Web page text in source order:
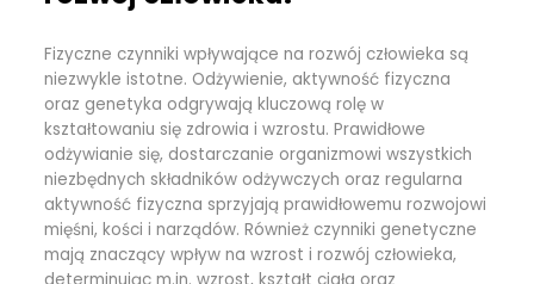
Fizyczne czynniki wpływające na rozwój człowieka są
niezwykle istotne. Odżywienie, aktywność fizyczna
oraz genetyka odgrywają kluczową rolę w
kształtowaniu się zdrowia i wzrostu. Prawidłowe
odżywianie się, dostarczanie organizmowi wszystkich
niezbędnych składników odżywczych oraz regularna
aktywność fizyczna sprzyjają prawidłowemu rozwojowi
mięśni, kości i narządów. Również czynniki genetyczne
mają znaczący wpływ na wzrost i rozwój człowieka,
determinując m.in. wzrost, kształt ciała oraz